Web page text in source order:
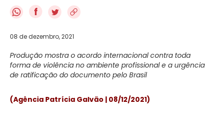
f
08 de dezembro, 2021
Produção mostra o acordo internacional contra toda
forma de violência no ambiente profissional e a urgência
de ratificação do documento pelo Brasil
(Agência Patrícia Galvão | 08/12/2021)